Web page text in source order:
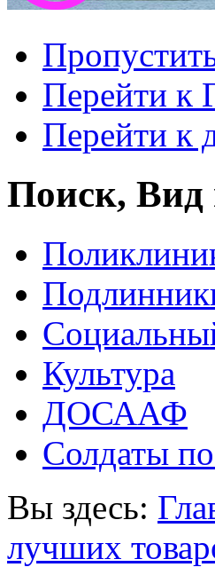
Перейти к
Перейти к
Поиск, Вид
Культура
ДОСААФ
Солдаты
Вы здесь:
лучших